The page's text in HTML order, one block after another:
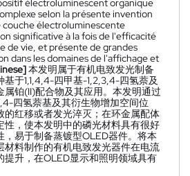
électroluminescent organique
selon la présente invention
électroluminescente
significative à la fois de l'efficacité
de vie, et présente de grandes
dans les domaines de l'affichage et
本发明属于有机电致发光制备
于1,1,4,4-四甲基-1,2,3,4-四氢萘及
铂(II)配合物及其应用。本发明通过
四氢萘基及其衍生物增加空间位
的红移或者发光淬灭；在环金属配体
性，使本发明中的磷光材料具有很好
，易于制备蒸镀型OLED器件。将本
材料制作的有机电致发光器件在电流
提升，在OLED显示和照明领域具有